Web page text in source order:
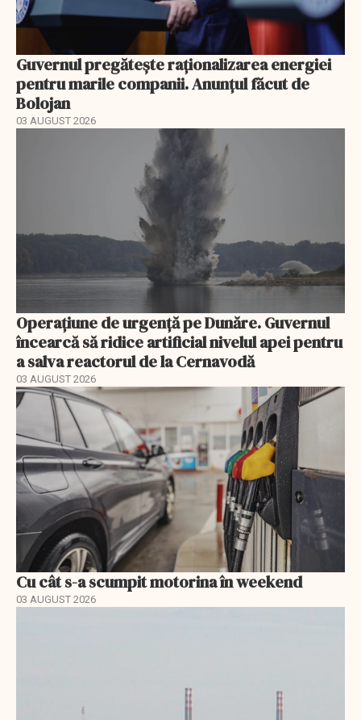
Guvernul pregătește raționalizarea energiei
pentru marile companii. Anunțul făcut de
Bolojan
03 AUGUST 2026
Operațiune de urgență pe Dunăre. Guvernul
încearcă să ridice artificial nivelul apei pentru
a salva reactorul de la Cernavodă
03 AUGUST 2026
Cu cât s-a scumpit motorina în weekend
03 AUGUST 2026